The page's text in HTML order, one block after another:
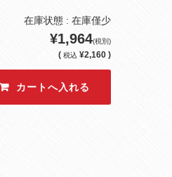
在庫状態 : 在庫僅少
¥1,964(税別)
( 税込 ¥2,160 )